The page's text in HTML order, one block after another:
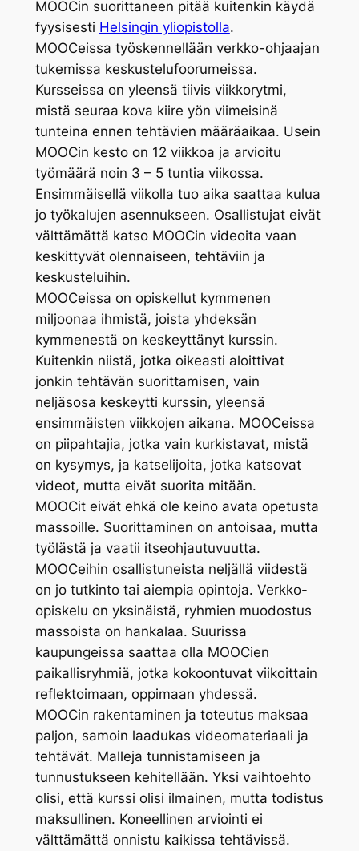
MOOCin suorittaneen pitää kuitenkin käydä
fyysisesti Helsingin yliopistolla.
MOOCeissa työskennellään verkko-ohjaajan
tukemissa keskustelufoorumeissa.
Kursseissa on yleensä tiivis viikkorytmi,
mistä seuraa kova kiire yön viimeisinä
tunteina ennen tehtävien määräaikaa. Usein
MOOCin kesto on 12 viikkoa ja arvioitu
työmäärä noin 3 – 5 tuntia viikossa.
Ensimmäisellä viikolla tuo aika saattaa kulua
jo työkalujen asennukseen. Osallistujat eivät
välttämättä katso MOOCin videoita vaan
keskittyvät olennaiseen, tehtäviin ja
keskusteluihin.
MOOCeissa on opiskellut kymmenen
miljoonaa ihmistä, joista yhdeksän
kymmenestä on keskeyttänyt kurssin.
Kuitenkin niistä, jotka oikeasti aloittivat
jonkin tehtävän suorittamisen, vain
neljäsosa keskeytti kurssin, yleensä
ensimmäisten viikkojen aikana. MOOCeissa
on piipahtajia, jotka vain kurkistavat, mistä
on kysymys, ja katselijoita, jotka katsovat
videot, mutta eivät suorita mitään.
MOOCit eivät ehkä ole keino avata opetusta
massoille. Suorittaminen on antoisaa, mutta
työlästä ja vaatii itseohjautuvuutta.
MOOCeihin osallistuneista neljällä viidestä
on jo tutkinto tai aiempia opintoja. Verkko-
opiskelu on yksinäistä, ryhmien muodostus
massoista on hankalaa. Suurissa
kaupungeissa saattaa olla MOOCien
paikallisryhmiä, jotka kokoontuvat viikoittain
reflektoimaan, oppimaan yhdessä.
MOOCin rakentaminen ja toteutus maksaa
paljon, samoin laadukas videomateriaali ja
tehtävät. Malleja tunnistamiseen ja
tunnustukseen kehitellään. Yksi vaihtoehto
olisi, että kurssi olisi ilmainen, mutta todistus
maksullinen. Koneellinen arviointi ei
välttämättä onnistu kaikissa tehtävissä.